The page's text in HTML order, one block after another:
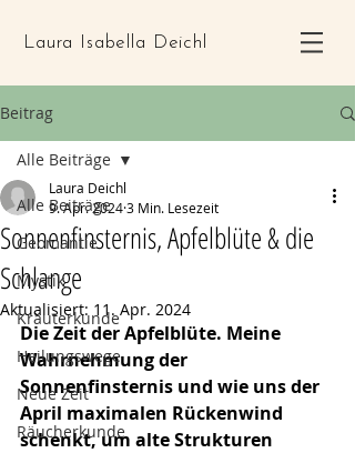
Laura Isabella Deichl
Beitrag
Alle Beiträge
Geomantie
Mystik
Kräuterkunde
Heilungswege
Neue Zeit
Räucherkunde
Alle Beiträge
Sonnenfinsternis, Apfelblüte & die
Schlange
Laura Deichl
9. Apr. 20243 Min. Lesezeit
Aktualisiert: 11. Apr. 2024
Die Zeit der Apfelblüte. Meine
Wahrnehmung der
Sonnenfinsternis und wie uns der
April maximalen Rückenwind
schenkt, um alte Strukturen